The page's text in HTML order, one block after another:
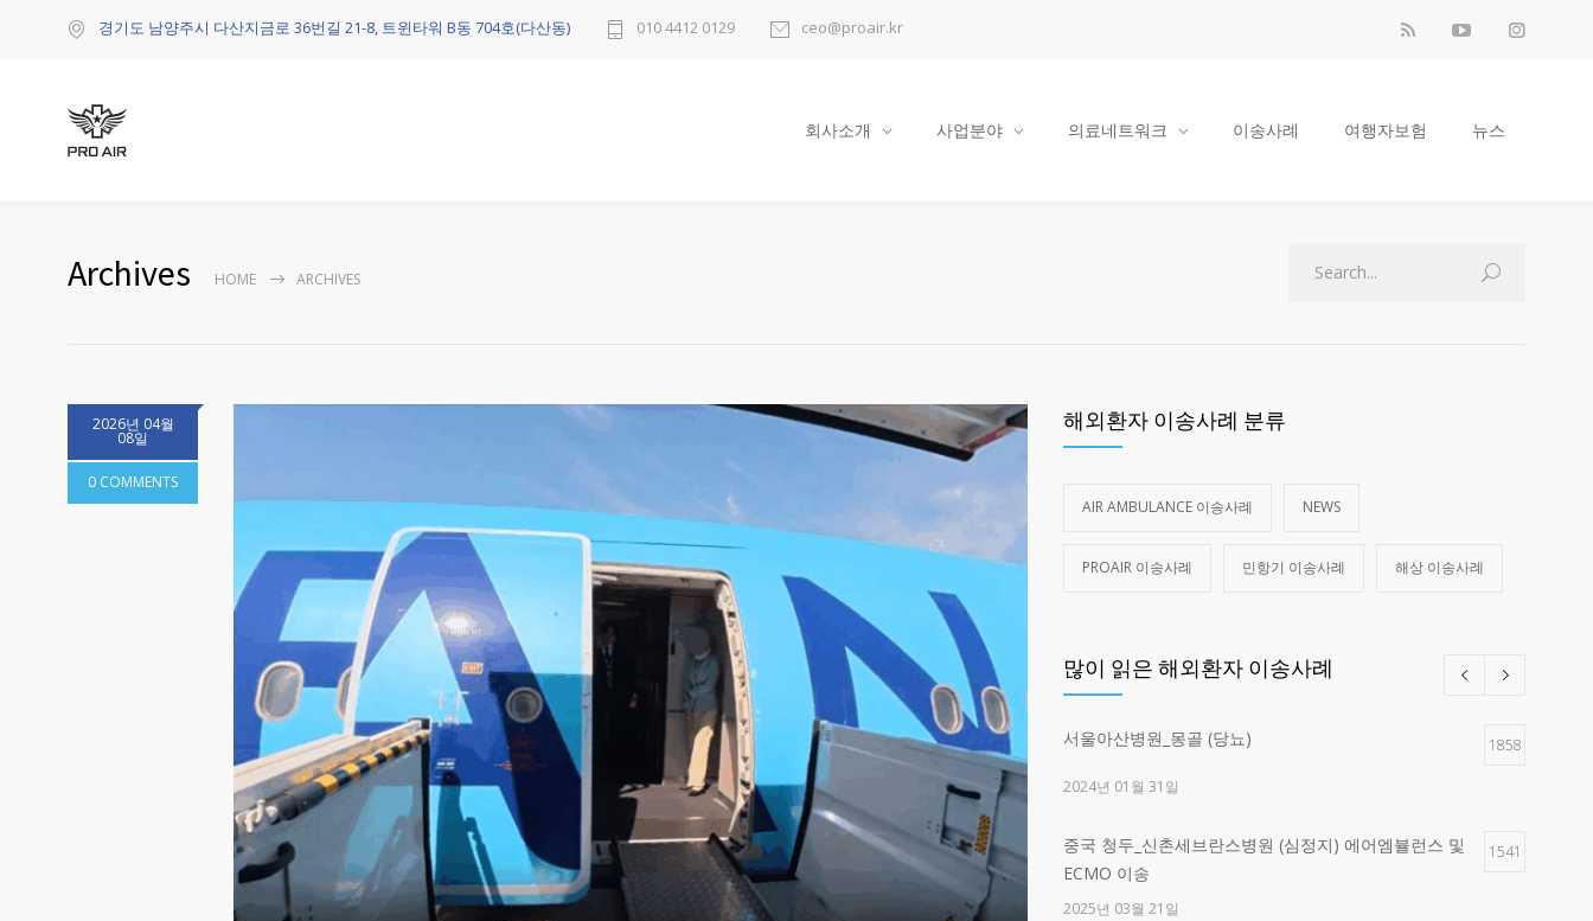
경기도 남양주시 다산지금로 36번길 21-8, 트윈타워 B동 704호(다산동) 010 4412 0129 ceo@proair.kr
회사소개 사업분야 의료네트워크 이송사례 여행자보험 뉴스
Archives HOME ARCHIVES
2026년 04월
08일
0 COMMENTS
해외환자 이송사례 분류
AIR AMBULANCE 이송사례 NEWS
PROAIR 이송사례 민항기 이송사례 해상 이송사례
많이 읽은 해외환자 이송사례
서울아산병원_몽골 (당뇨) 1858
2024년 01월 31일
중국 청두_신촌세브란스병원 (심정지) 에어엠뷸런스 및
ECMO 이송
1541
2025년 03월 21일